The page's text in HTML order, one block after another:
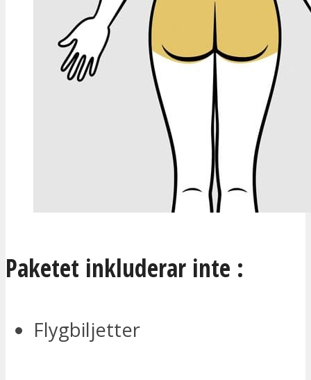
Paketet inkluderar inte :
Flygbiljetter